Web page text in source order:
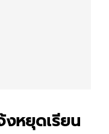
งหยุดเรียน